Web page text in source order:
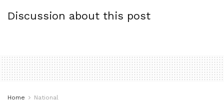
Discussion about this post
Home National